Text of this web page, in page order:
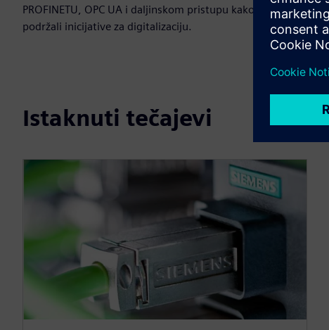
PROFINETU, OPC UA i daljinskom pristupu kako biste
podržali inicijative za digitalizaciju.
Istaknuti tečajevi